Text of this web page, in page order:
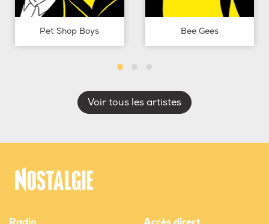
Pet Shop Boys Bee Gees
Voir tous les artistes